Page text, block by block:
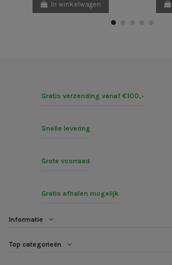
In winkelwagen
Gratis verzending vanaf €100,-
Snelle levering
Grote voorraad
Gratis afhalen mogelijk
Informatie
Top categorieën